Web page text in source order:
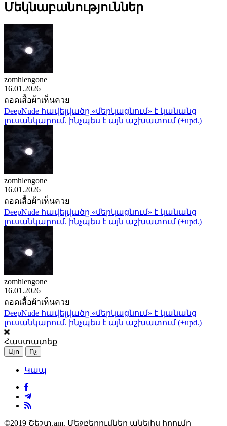
Մեկնաբանություններ
zomhlengone
16.01.2026
ถอดเสื้อผ้าเห็นควย
DeepNude հավելվածը «մերկացնում» է կանանց
լուսանկարում. ինչպես է այն աշխատում (+upd.)
zomhlengone
16.01.2026
ถอดเสื้อผ้าเห็นควย
DeepNude հավելվածը «մերկացնում» է կանանց
լուսանկարում. ինչպես է այն աշխատում (+upd.)
zomhlengone
16.01.2026
ถอดเสื้อผ้าเห็นควย
DeepNude հավելվածը «մերկացնում» է կանանց
լուսանկարում. ինչպես է այն աշխատում (+upd.)
Հաստատեք
Այո Ոչ
Կապ
©2019 Շեշտ.am. Մեջբերումներ անելիս հղումը